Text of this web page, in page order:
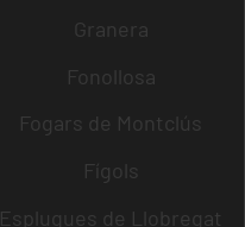
Granera
Fonollosa
Fogars de Montclús
Fígols
Esplugues de Llobregat